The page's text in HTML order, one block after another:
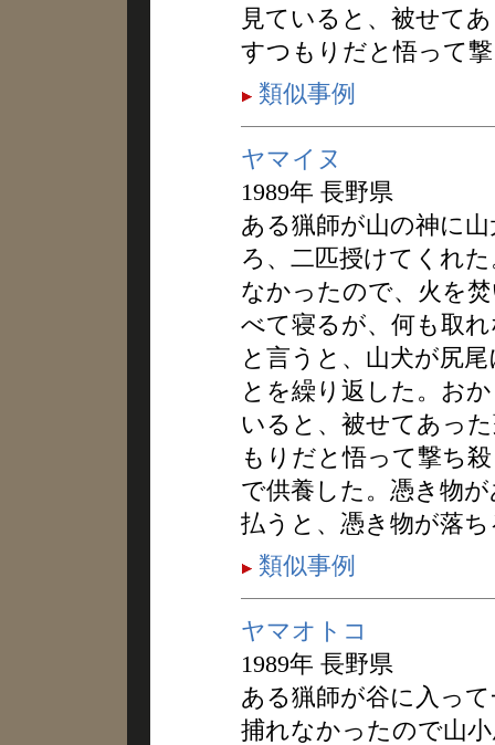
見ていると、被せて
すつもりだと悟って
類似事例
ヤマイヌ
1989年 長野県
ある猟師が山の神に
ろ、二匹授けてくれ
なかったので、火を
べて寝るが、何も取
と言うと、山犬が尻
とを繰り返した。お
いると、被せてあっ
もりだと悟って撃ち
で供養した。憑き物
払うと、憑き物が落
類似事例
ヤマオトコ
1989年 長野県
ある猟師が谷に入っ
捕れなかったので山